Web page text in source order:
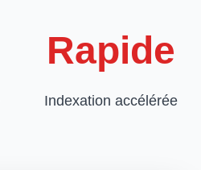
Rapide
Indexation accélérée